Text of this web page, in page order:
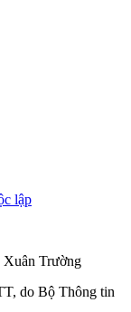
lập
Xuân Trường
do Bộ Thông tin